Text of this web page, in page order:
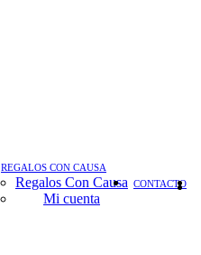
REGALOS CON CAUSA
Regalos Con Causa
Mi cuenta
CONTACTO